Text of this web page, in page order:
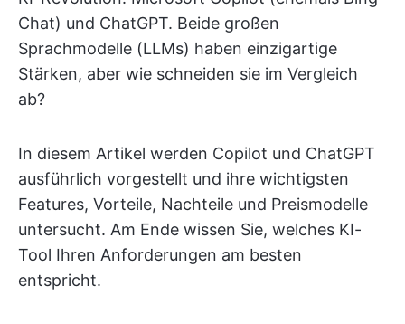
Chat) und ChatGPT. Beide großen
Sprachmodelle (LLMs) haben einzigartige
Stärken, aber wie schneiden sie im Vergleich
ab?
In diesem Artikel werden Copilot und ChatGPT
ausführlich vorgestellt und ihre wichtigsten
Features, Vorteile, Nachteile und Preismodelle
untersucht. Am Ende wissen Sie, welches KI-
Tool Ihren Anforderungen am besten
entspricht.